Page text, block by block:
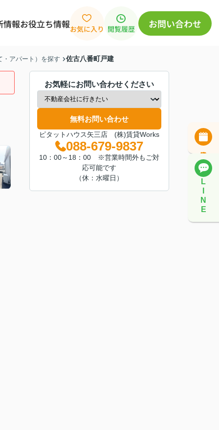
情報お役立ち情報お気に入り 閲覧履歴 お問い合わせ
L
N
E
・アパート）を探す 佐古八番町戸建
お気軽にお問い合わせください
無料お問い合わせ
ピタットハウス矢三店 (株)賃貸Works
088-679-9837
10：00～18：00 ※営業時間外もご対
応可能です
（休：水曜日）